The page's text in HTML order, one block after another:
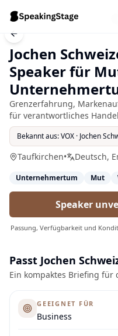
Previous slide
Jochen
Speaker für
Grenzerfahrung,
für verantwortliches
Bekannt aus:VOX · Jochen
Taufkirchen• Deutsch,
Unternehmertum Mut
Speaker
Passung, Verfügbarkeit und
Passt Jochen
Ein kompaktes Briefing für
GEEIGNET FÜR
Business